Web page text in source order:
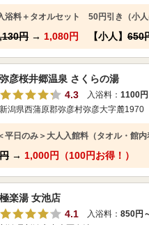
浴料＋タオルセット 50円引き（小人
円 → 1,080円 【小人】 650
弥彦桜井郷温泉 さくらの湯
4.3
入浴料： 1100円
新潟県西蒲原郡弥彦村弥彦大字麓1970
平日のみ＞大人入館料（タオル・館内
→ 1,000円（100円お得！）
極楽湯 女池店
4.1
入浴料： 850円